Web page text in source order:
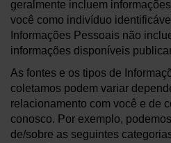
geralmente incluem
você como indivíduo
Informações Pessoais não
informações disponíveis
As fontes e os tipos de
coletamos podem variar
relacionamento com você e de
conosco. Por exemplo,
de/sobre as seguintes